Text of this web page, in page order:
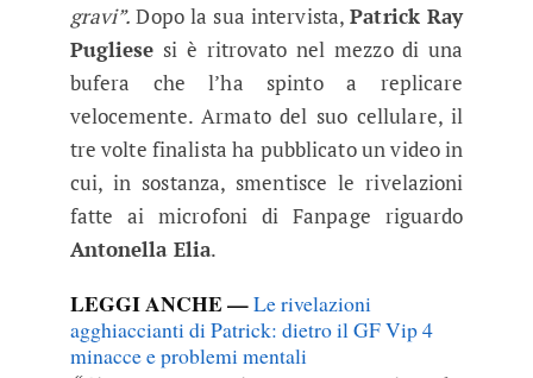
gravi”.Dopo la sua intervista,Patrick Ray
Pugliese si è ritrovato nel mezzo di una
bufera che l’ha spinto a replicare
velocemente. Armato del suo cellulare, il
tre volte finalista ha pubblicato un video in
cui, in sostanza, smentisce le rivelazioni
fatte ai microfoni di Fanpage riguardo
Antonella Elia.
LEGGI ANCHE —Le rivelazioni
agghiaccianti di Patrick: dietro il GF Vip 4
minacce e problemi mentali